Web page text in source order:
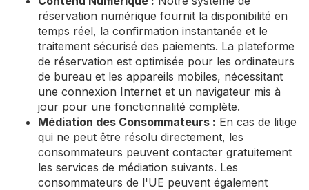
réservation numérique fournit la disponibilité en
temps réel, la confirmation instantanée et le
traitement sécurisé des paiements. La plateforme
de réservation est optimisée pour les ordinateurs
de bureau et les appareils mobiles, nécessitant
une connexion Internet et un navigateur mis à
jour pour une fonctionnalité complète.
Médiation des Consommateurs : En cas de litige
qui ne peut être résolu directement, les
consommateurs peuvent contacter gratuitement
les services de médiation suivants. Les
consommateurs de l'UE peuvent également